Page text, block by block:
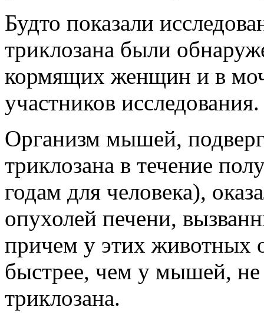
Будто показали
триклозана были
кормящих женщин и в
участников исследования.
Организм мышей,
триклозана в течение
годам для человека),
опухолей печени,
причем у этих животных
быстрее, чем у мышей, не
триклозана.